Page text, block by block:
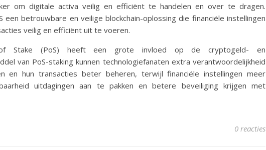
om digitale activa veilig en efficiënt te handelen en over te dragen.
een betrouwbare en veilige blockchain-oplossing die financiële instellingen
veilig en efficiënt uit te voeren.
Stake (PoS) heeft een grote invloed op de cryptogeld- en
van PoS-staking kunnen technologiefanaten extra verantwoordelijkheid
en hun transacties beter beheren, terwijl financiële instellingen meer
uitdagingen aan te pakken en betere beveiliging krijgen met
0 reacties